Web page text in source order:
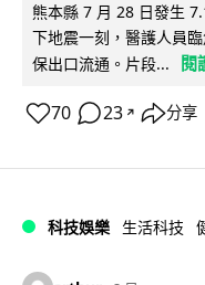
熊本縣 7 月 28 日發生
下地震一刻，醫護人員
保出口流通。片段...
閱
70 23 ↗ 分享
科技娛樂 生活科技